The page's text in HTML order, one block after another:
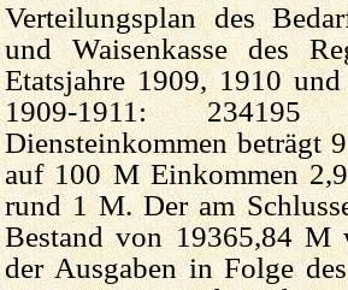
Verteilungsplan des
und Waisenkasse des
Etatsjahre 1909, 1910
1909-1911:
Diensteinkommen beträgt
auf 100 M Einkommen
rund 1 M. Der am
Bestand von 19365,84 M
der Ausgaben in Folge